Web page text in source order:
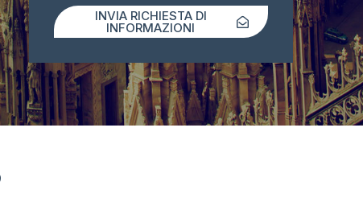
INVIA RICHIESTA DI
INFORMAZIONI